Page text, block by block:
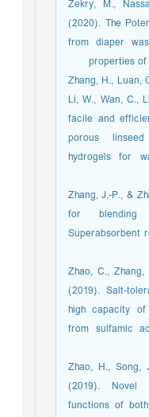
Zekry, M.,
(2020). The
from diaper
properties
Zhang, H.,
Li, W., Wan, C.,
facile and
porous
hydrogels for
Zhang, J.-P., &
for blending
Superabsorbent
Zhao, C.,
(2019). Salt-
high capacity
from sulfamic
Zhao, H.,
(2019). Novel
functions of